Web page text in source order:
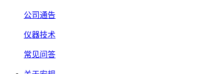
公司通告
仪器技术
常见问答